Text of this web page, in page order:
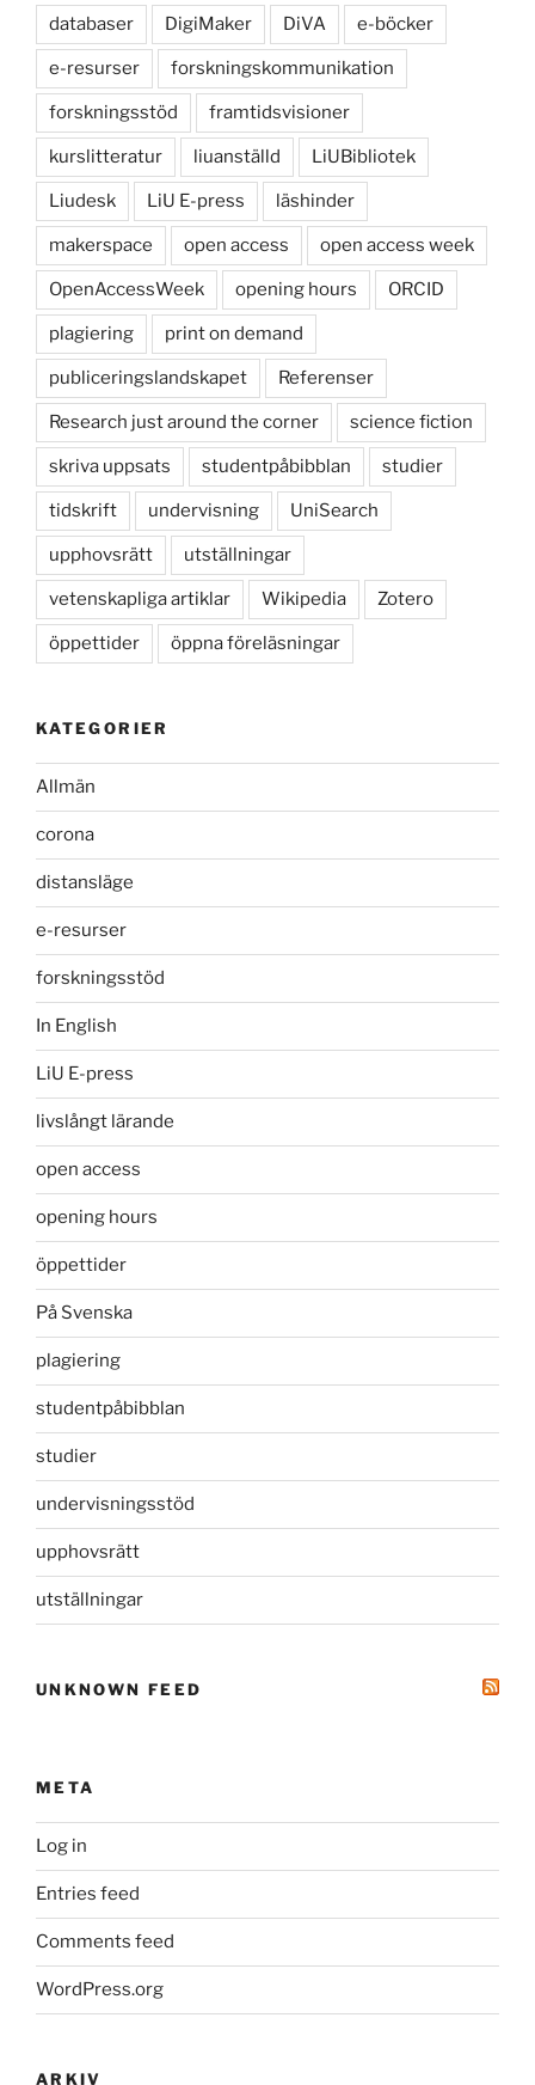
databaser DigiMaker DiVA e-böcker
e-resurser forskningskommunikation
forskningsstöd framtidsvisioner
kurslitteratur liuanställd LiUBibliotek
Liudesk LiU E-press läshinder
makerspace open access open access week
OpenAccessWeek opening hours ORCID
plagiering print on demand
publiceringslandskapet Referenser
Research just around the corner science fiction
skriva uppsats studentpåbibblan studier
tidskrift undervisning UniSearch
upphovsrätt utställningar
vetenskapliga artiklar Wikipedia Zotero
öppettider öppna föreläsningar
KATEGORIER
Allmän
corona
distansläge
e-resurser
forskningsstöd
In English
LiU E-press
livslångt lärande
open access
opening hours
öppettider
På Svenska
plagiering
studentpåbibblan
studier
undervisningsstöd
upphovsrätt
utställningar
UNKNOWN FEED
META
Log in
Entries feed
Comments feed
WordPress.org
ARKIV